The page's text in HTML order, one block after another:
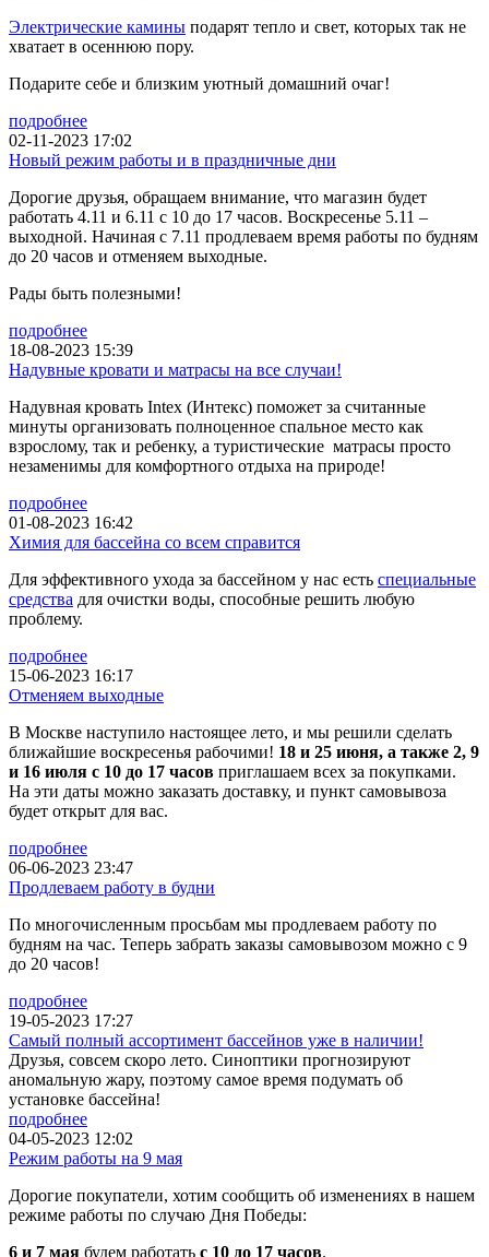
Электрические камины подарят тепло и свет, которых так не
хватает в осеннюю пору.
Подарите себе и близким уютный домашний очаг!
подробнее
02-11-2023 17:02
Новый режим работы и в праздничные дни
Дорогие друзья, обращаем внимание, что магазин будет
работать 4.11 и 6.11 с 10 до 17 часов. Воскресенье 5.11 –
выходной. Начиная с 7.11 продлеваем время работы по будням
до 20 часов и отменяем выходные.
Рады быть полезными!
подробнее
18-08-2023 15:39
Надувные кровати и матрасы на все случаи!
Надувная кровать Intex (Интекс) поможет за считанные
минуты организовать полноценное спальное место как
взрослому, так и ребенку, а туристические матрасы просто
незаменимы для комфортного отдыха на природе!
подробнее
01-08-2023 16:42
Химия для бассейна со всем справится
Для эффективного ухода за бассейном у нас есть специальные
средства для очистки воды, способные решить любую
проблему.
подробнее
15-06-2023 16:17
Отменяем выходные
В Москве наступило настоящее лето, и мы решили сделать
ближайшие воскресенья рабочими! 18 и 25 июня, а также 2, 9
и 16 июля с 10 до 17 часов приглашаем всех за покупками.
На эти даты можно заказать доставку, и пункт самовывоза
будет открыт для вас.
подробнее
06-06-2023 23:47
Продлеваем работу в будни
По многочисленным просьбам мы продлеваем работу по
будням на час. Теперь забрать заказы самовывозом можно с 9
до 20 часов!
подробнее
19-05-2023 17:27
Самый полный ассортимент бассейнов уже в наличии!
Друзья, совсем скоро лето. Синоптики прогнозируют
аномальную жару, поэтому самое время подумать об
установке бассейна!
подробнее
04-05-2023 12:02
Режим работы на 9 мая
Дорогие покупатели, хотим сообщить об изменениях в нашем
режиме работы по случаю Дня Победы:
6 и 7 мая будем работать с 10 до 17 часов.